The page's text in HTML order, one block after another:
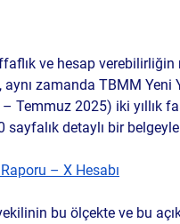
ve hesap
zamanda TBMM
Temmuz 2025) iki yıllık
sayfalık detaylı bir
– X Hesabı
bu ölçekte ve bu